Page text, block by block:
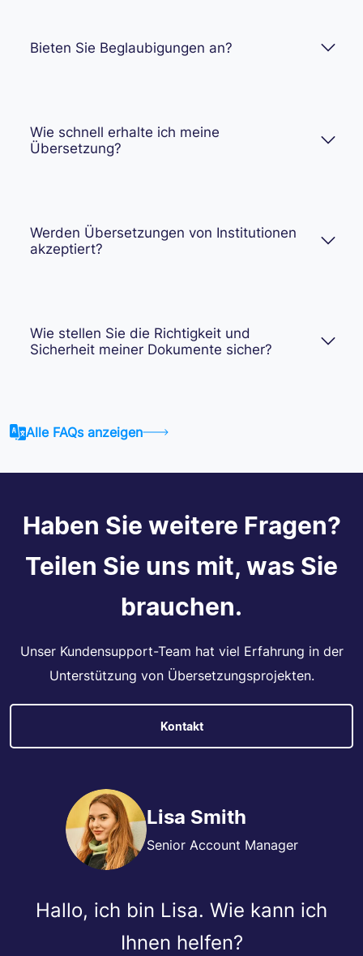
Bieten Sie Beglaubigungen an?
Wie schnell erhalte ich meine
Übersetzung?
Werden Übersetzungen von Institutionen
akzeptiert?
Wie stellen Sie die Richtigkeit und
Sicherheit meiner Dokumente sicher?
Alle FAQs anzeigen
Haben Sie weitere Fragen?
Teilen Sie uns mit, was Sie
brauchen.
Unser Kundensupport-Team hat viel Erfahrung in der
Unterstützung von Übersetzungsprojekten.
Kontakt
Lisa Smith
Senior Account Manager
Hallo, ich bin Lisa. Wie kann ich
Ihnen helfen?